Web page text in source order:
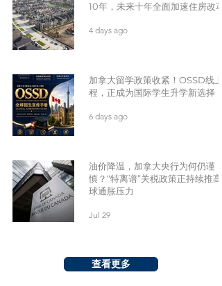
10年，未来十年全面加速住房改革
4 days ago
加拿大留学政策收紧！OSSD线上
程，正成为国际学生升学新选择
6 days ago
油价降温，加拿大央行为何仍谨
慎？“特离谱”关税政策正持续推高
球通胀压力
Jul 29
查看更多